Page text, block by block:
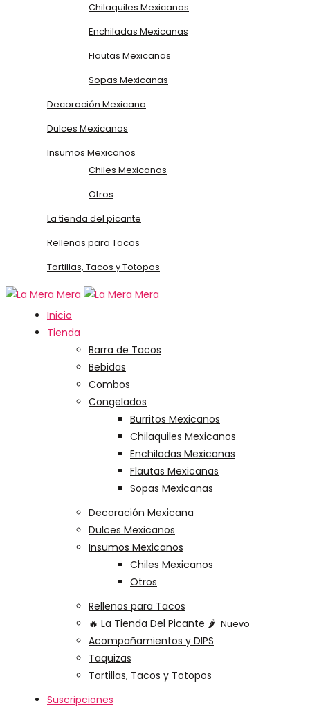
Chilaquiles Mexicanos
Enchiladas Mexicanas
Flautas Mexicanas
Sopas Mexicanas
Decoración Mexicana
Dulces Mexicanos
Insumos Mexicanos
Chiles Mexicanos
Otros
La tienda del picante
Rellenos para Tacos
Tortillas, Tacos y Totopos
Inicio
Tienda
Barra de Tacos
Bebidas
Combos
Congelados
Burritos Mexicanos
Chilaquiles Mexicanos
Enchiladas Mexicanas
Flautas Mexicanas
Sopas Mexicanas
Decoración Mexicana
Dulces Mexicanos
Insumos Mexicanos
Chiles Mexicanos
Otros
Rellenos para Tacos
🔥 La Tienda Del Picante 🌶️ Nuevo
Acompañamientos y DIPS
Taquizas
Tortillas, Tacos y Totopos
Suscripciones